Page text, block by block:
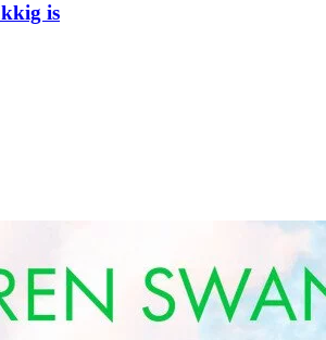
is